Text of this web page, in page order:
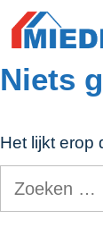
Niets
Het lijkt erop